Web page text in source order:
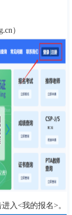
）
入<我的报名>。